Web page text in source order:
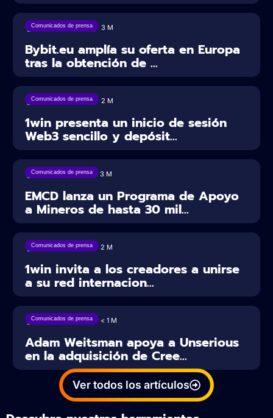
Comunicados de prensa
04/08/2026 3 M
Bybit.eu amplía su oferta en Europa
tras la obtención de ...
Comunicados de prensa
04/08/2026 2 M
1win presenta un inicio de sesión
Web3 sencillo y depósit...
Comunicados de prensa
27/07/2026 3 M
EMCD lanza un Programa de Apoyo
a Mineros de hasta 30 mil...
Comunicados de prensa
23/07/2026 2 M
1win invita a los creadores a unirse
a su red internacion...
Comunicados de prensa
22/07/2026 < 1 M
Adam Weitsman apoya a Unserious
en la adquisición de Cree...
Ver todos los artículos